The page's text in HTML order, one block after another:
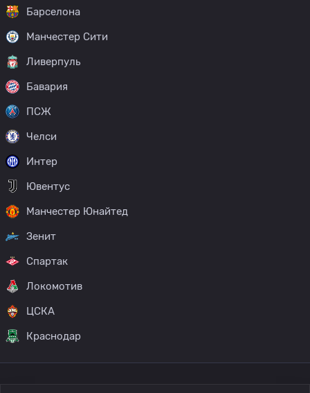
Барселона
Манчестер Сити
Ливерпуль
Бавария
ПСЖ
Челси
Интер
Ювентус
Манчестер Юнайтед
Зенит
Спартак
Локомотив
ЦСКА
Краснодар